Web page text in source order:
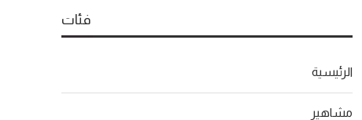
فئات
الرئيسية
مشاهير